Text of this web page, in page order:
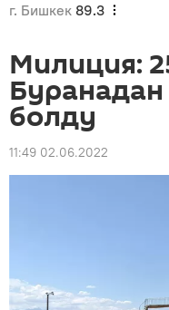
г. Бишкек 89.3
Милиция:
болду
11:49 02.06.2022